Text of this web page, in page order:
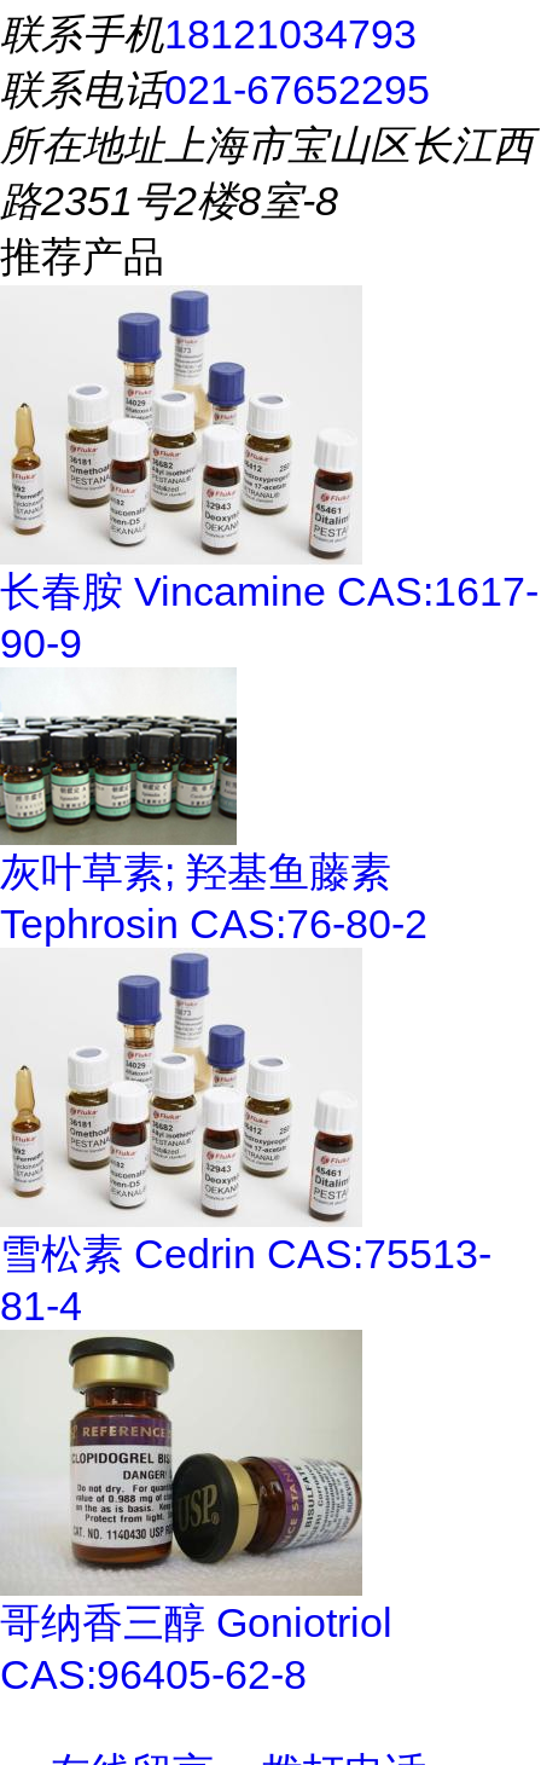
联系手机18121034793
联系电话021-67652295
所在地址上海市宝山区长江西
路2351号2楼8室-8
推荐产品
长春胺 Vincamine CAS:1617-
90-9
灰叶草素; 羟基鱼藤素
Tephrosin CAS:76-80-2
雪松素 Cedrin CAS:75513-
81-4
哥纳香三醇 Goniotriol
CAS:96405-62-8